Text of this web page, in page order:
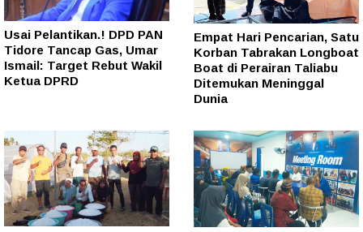
Usai Pelantikan.! DPD PAN
Tidore Tancap Gas, Umar
Ismail: Target Rebut Wakil
Ketua DPRD
Empat Hari Pencarian, Satu
Korban Tabrakan Longboat
Boat di Perairan Taliabu
Ditemukan Meninggal
Dunia